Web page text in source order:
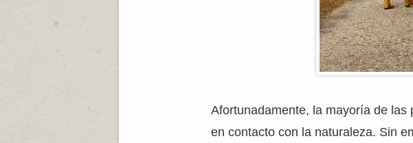
Afortunadamente, la mayoría de las
en contacto con la naturaleza. Sin